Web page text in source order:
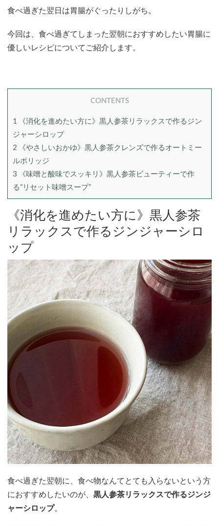
食べ過ぎた翌日は胃腸がぐったりしがち。
今回は、食べ過ぎてしまった翌朝におすすめしたい胃腸に
優しいレシピについてご紹介します。
CONTENTS
1
《消化を進めたい方に》黒人参茶リラックスで作るジン
ジャーシロップ
2 《やさしいおかゆ》黒人参茶クレンズで作るオートミー
ルポリッジ
3 《味噌と酸味でスッキリ》黒人参茶ビューティーで作
る”リセット味噌スープ”
《消化を進めたい方に》黒人参茶
リラックスで作るジンジャーシロ
ップ
食べ過ぎた翌朝に、食べ物なんてとても入らないという方
におすすめしたいのが、 黒人参茶リラックスで作るジンジ
ャーシロップ。